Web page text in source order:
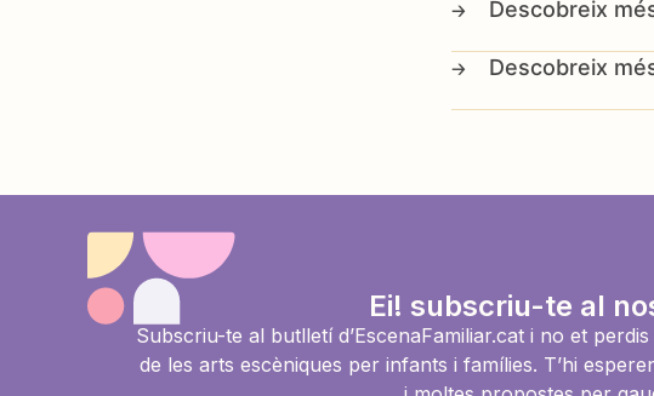
Ei! subscriu-te al
Subscriu-te al butlletí d’EscenaFamiliar.cat i no et
de les arts escèniques per infants i famílies. T’hi